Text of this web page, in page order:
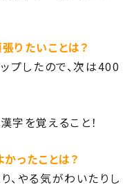
りたいことは？
プしたので、次は400
字を覚えること！
ったことは？
、やる気がわいたりし